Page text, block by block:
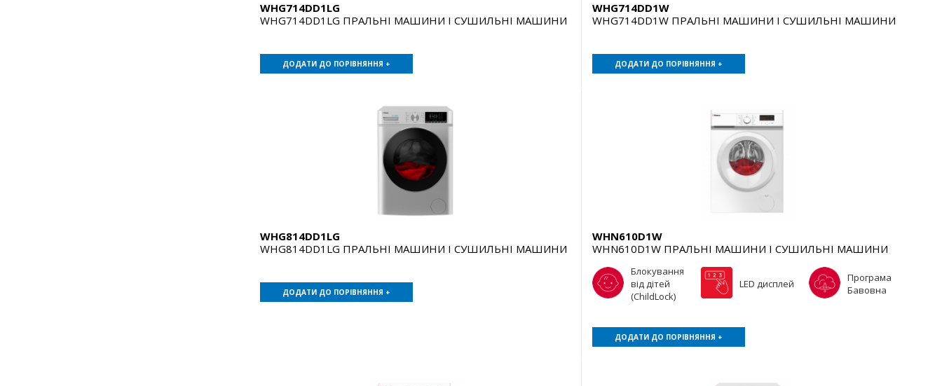
WHG714DD1LG
WHG714DD1LG ПРАЛЬНІ МАШИНИ І СУШИЛЬНІ МАШИНИ
ДОДАТИ ДО ПОРІВНЯННЯ +
WHG714DD1W
WHG714DD1W ПРАЛЬНІ МАШИНИ І СУШИЛЬНІ МАШИНИ
ДОДАТИ ДО ПОРІВНЯННЯ +
WHG814DD1LG
WHG814DD1LG ПРАЛЬНІ МАШИНИ І СУШИЛЬНІ МАШИНИ
ДОДАТИ ДО ПОРІВНЯННЯ +
WHN610D1W
WHN610D1W ПРАЛЬНІ МАШИНИ І СУШИЛЬНІ МАШИНИ
Блокування
від дітей
(ChildLock)
LED дисплей
Програма
Бавовна
ДОДАТИ ДО ПОРІВНЯННЯ +